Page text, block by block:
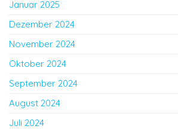
Januar 2025
Dezember 2024
November 2024
Oktober 2024
September 2024
August 2024
Juli 2024